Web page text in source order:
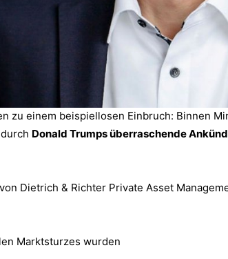
zu einem beispiellosen Einbruch: Binnen
Donald Trumps überraschende
von Dietrich & Richter Private Asset
Marktsturzes wurden